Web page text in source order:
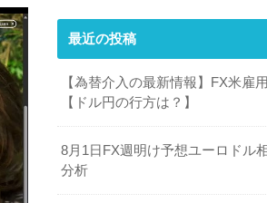
最近の投稿
【為替介入の最新情報】FX米雇
【ドル円の行方は？】
8月1日FX週明け予想ユーロドル
分析